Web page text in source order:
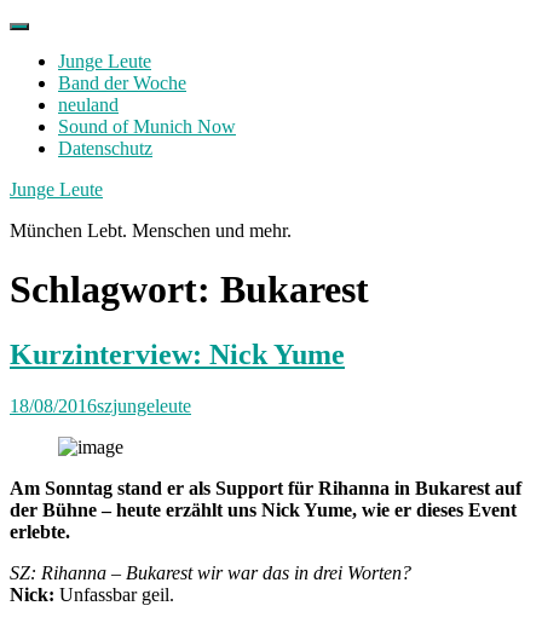
Skip
contentJunge Leute
Band der Woche
neuland
Sound of Munich Now
Datenschutz
Facebook
Twitter
Instagram
Junge Leute
München Lebt. Menschen und mehr.
Schlagwort: Bukarest
Kurzinterview: Nick Yume
18/08/2016szjungeleute
Am Sonntag stand er als Support für Rihanna in Bukarest auf
der Bühne – heute erzählt uns Nick Yume, wie er dieses Event
erlebte.
SZ: Rihanna – Bukarest wir war das in drei Worten?
Nick: Unfassbar geil.